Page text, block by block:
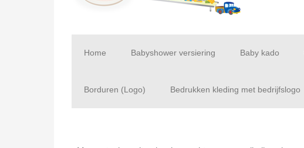
Home Babyshower versiering Baby kado
Borduren (Logo) Bedrukken kleding met bedrijfslogo